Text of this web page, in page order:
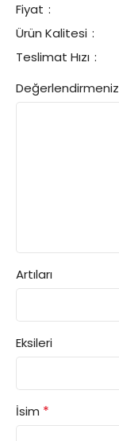
Fiyat
Ürün Kalitesi
Teslimat Hızı
Değerlendirmeniz
Artıları
Eksileri
İsim *